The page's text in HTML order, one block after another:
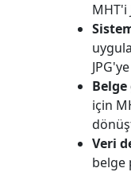
MHT'i
Belge
için
Veri
belge